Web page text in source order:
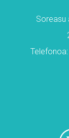
Soreasu